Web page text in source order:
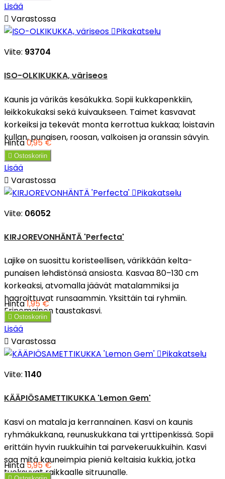
Lisää
 Varastossa
Pikakatselu
Viite: 93704
ISO-OLKIKUKKA, väriseos
Kaunis ja värikäs kesäkukka. Sopii kukkapenkkiin,
leikkokukaksi sekä kuivaukseen. Taimet kasvavat
korkeiksi ja tekevät monta kerrottua kukkaa; loistavin
kullan, punaisen, roosan, valkoisen ja oranssin sävyin.
Hinta0,95 €
 Ostoskoriin
Lisää
 Varastossa
Pikakatselu
Viite: 06052
KIRJOREVONHÄNTÄ 'Perfecta'
Lajike on suosittu koristeellisen, värikkään kelta-
punaisen lehdistönsä ansiosta. Kasvaa 80–130 cm
korkeaksi, atvomalla jäävät matalammiksi ja
haaroittuvat runsaammin. Yksittäin tai ryhmiin.
Erinomainen taustakasvi.
Hinta1,95 €
 Ostoskoriin
Lisää
 Varastossa
Pikakatselu
Viite: 1140
KÄÄPIÖSAMETTIKUKKA 'Lemon Gem'
Kasvi on matala ja kerrannainen. Kasvi on kaunis
ryhmäkukkana, reunuskukkana tai yrttipenkissä. Sopii
erittäin hyvin ruukkuihin tai parvekeruukkuihin. Kasvi
saa mitä kauneimpia pieniä keltaisia kukkia, jotka
tuoksuvat raikkaalle sitruunalle.
Hinta5,95 €